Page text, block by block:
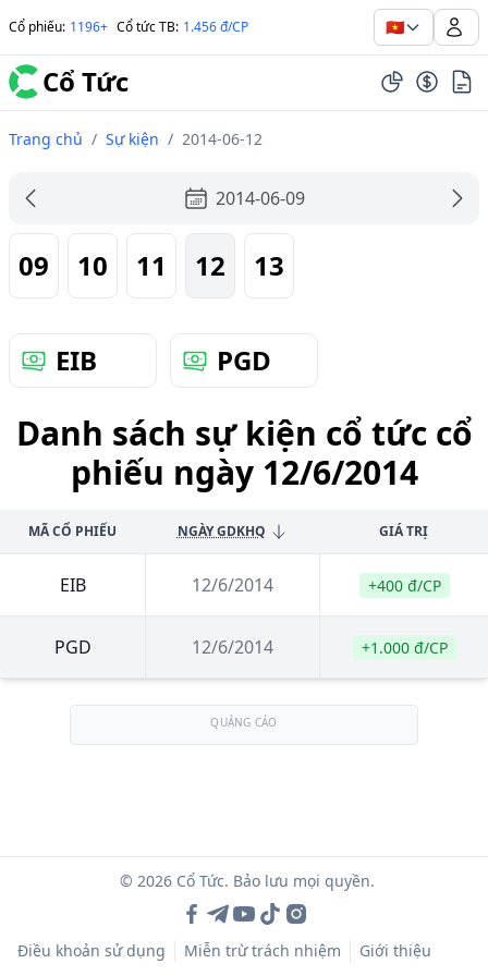
Cổ phiếu: 1196+ Cổ tức TB: 1.456 đ/CP 🇻🇳
Cổ Tức
Trang chủ / Sự kiện / 2014-06-12
2014-06-09
09 10 11 12 13
EIB PGD
Danh sách sự kiện cổ tức cổ
phiếu ngày 12/6/2014
MÃ CỔ PHIẾU NGÀY GDKHQ GIÁ TRỊ
EIB 12/6/2014 +400 đ/CP
PGD 12/6/2014 +1.000 đ/CP
QUẢNG CÁO
© 2026 Cổ Tức. Bảo lưu mọi quyền.
Điều khoản sử dụng Miễn trừ trách nhiệm Giới thiệu